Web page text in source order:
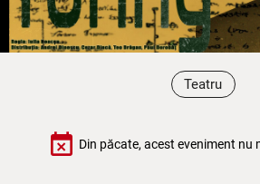
Teatru
event_busy Din păcate, acest eveniment nu